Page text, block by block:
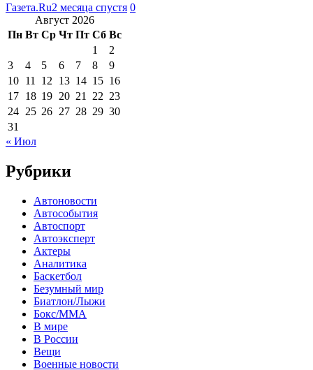
Газета.Ru2 месяца спустя 0
Август 2026
Пн Вт Ср Чт Пт Сб Вс
1
2
3
4 5 6 7 8
9
10 11 12 13 14 15 16
17 18 19 20 21 22 23
24 25 26 27 28 29 30
31
« Июл
Рубрики
Автоновости
Автособытия
Автоспорт
Автоэксперт
Актеры
Аналитика
Баскетбол
Безумный мир
Биатлон/Лыжи
Бокс/MMA
В мире
В России
Вещи
Военные новости